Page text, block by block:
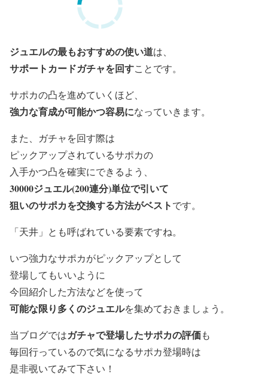
ジュエルの最もおすすめの使い道は、
サポートカードガチャを回すことです。
サポカの凸を進めていくほど、
強力な育成が可能かつ容易になっていきます。
また、ガチャを回す際は
ピックアップされているサポカの
入手かつ凸を確実にできるよう、
30000ジュエル(200連分)単位で引いて
狙いのサポカを交換する方法がベストです。
「天井」とも呼ばれている要素ですね。
いつ強力なサポカがピックアップとして
登場してもいいように
今回紹介した方法などを使って
可能な限り多くのジュエルを集めておきましょう。
当ブログではガチャで登場したサポカの評価も
毎回行っているので気になるサポカ登場時は
是非覗いてみて下さい！